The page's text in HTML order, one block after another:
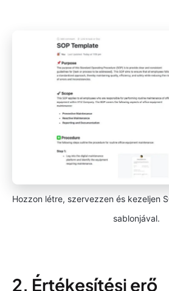
Hozzon létre, szervezzen és kezeljen
sablonjával.
2. Értékesítési erő